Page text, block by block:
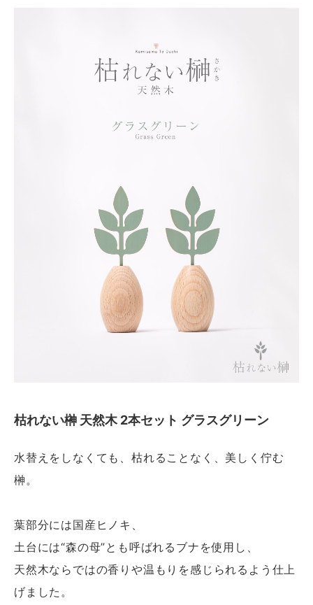
枯れない榊 天然木 2本セット グラスグリーン
水替えをしなくても、枯れることなく、美しく佇む
榊。
葉部分には国産ヒノキ、
土台には“森の母”とも呼ばれるブナを使用し、
天然木ならではの香りや温もりを感じられるよう仕上
げました。